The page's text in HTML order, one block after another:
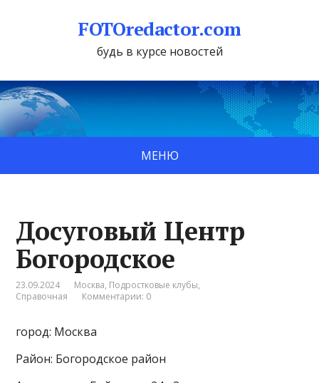
FOTOredactor.com
будь в курсе новостей
МЕНЮ
Досуговый Центр
Богородское
23.09.2024 Москва, Подростковые клубы,
Справочная
Комментарии: 0
город: Москва
Район: Богородское район